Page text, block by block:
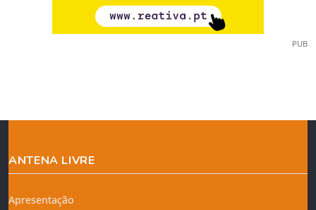
PUB
ANTENA LIVRE
Apresentação